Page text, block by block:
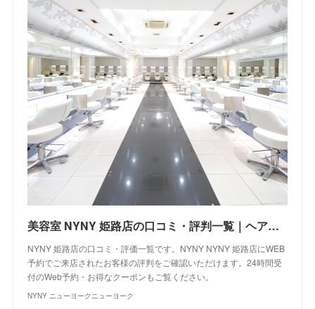
美容室 NYNY 姫路店の口コミ・評判一覧｜ヘアサロン・美容院｜ニューヨークニューヨーク
NYNY 姫路店の口コミ・評価一覧です。NYNY NYNY 姫路店にWEB
予約でご来店されたお客様の評判をご確認いただけます。24時間受
付のWeb予約・お得なクーポンもご覧ください。
NYNY ニューヨークニューヨーク